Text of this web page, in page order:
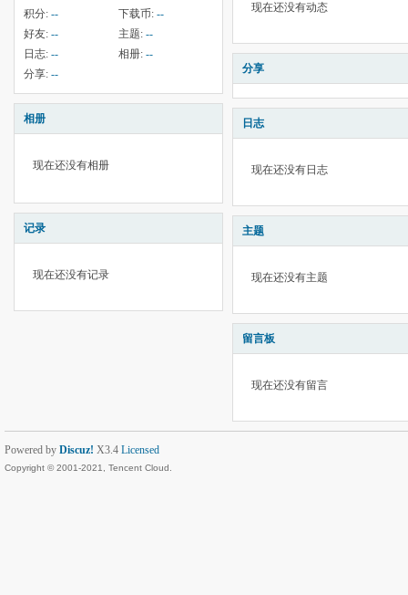
积分: -- 下载币: --
好友: -- 主题: --
日志: -- 相册: --
分享: --
相册
现在还没有相册
记录
现在还没有记录
现在还没有动态
分享
日志
现在还没有日志
主题
现在还没有主题
留言板
现在还没有留言
Powered by Discuz! X3.4 Licensed
Copyright © 2001-2021, Tencent Cloud.